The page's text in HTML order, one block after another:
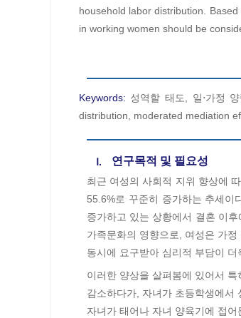
household labor distribution.
in working women should be
Keywords: 성역할 태도, 일⋅가정
distribution, moderated mediation
Ⅰ. 연구목적 및 필요성
최근 여성의 사회적 지위 향상에
55.6%로 꾸준히 증가하는 추세
증가하고 있는 상황에서 결혼 이
가족문화의 영향으로, 여성은 가
동시에 요구받아 심리적 부담이 더
이러한 양상을 살펴봄에 있어서
감소하다가, 자녀가 초등학생에서
자녀가 태어나 자녀 양육기에 접